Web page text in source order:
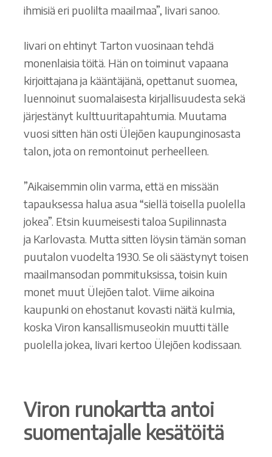
ihmisiä eri puolilta maailmaa”, Iivari sanoo.
Iivari on ehtinyt Tarton vuosinaan tehdä
monenlaisia töitä. Hän on toiminut vapaana
kirjoittajana ja kääntäjänä, opettanut suomea,
luennoinut suomalaisesta kirjallisuudesta sekä
järjestänyt kulttuuritapahtumia. Muutama
vuosi sitten hän osti Ülejõen kaupunginosasta
talon, jota on remontoinut perheelleen.
”Aikaisemmin olin varma, että en missään
tapauksessa halua asua “siellä toisella puolella
jokea”. Etsin kuumeisesti taloa Supilinnasta
ja Karlovasta. Mutta sitten löysin tämän soman
puutalon vuodelta 1930. Se oli säästynyt toisen
maailmansodan pommituksissa, toisin kuin
monet muut Ülejõen talot. Viime aikoina
kaupunki on ehostanut kovasti näitä kulmia,
koska Viron kansallismuseokin muutti tälle
puolella jokea, Iivari kertoo Ülejõen kodissaan.
Viron runokartta antoi
suomentajalle kesätöitä